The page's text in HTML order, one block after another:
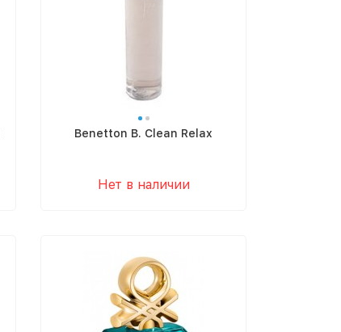
Benetton B. Clean Relax
Нет в наличии